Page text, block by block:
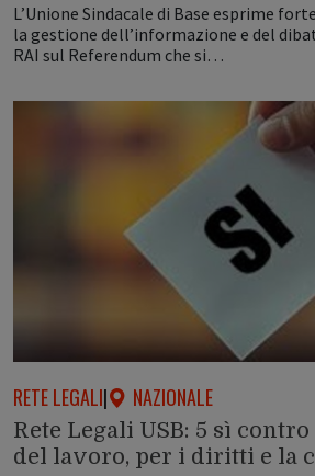
L’Unione Sindacale di Base esprime
la gestione dell’informazione e del
RAI sul Referendum che si…
RETE LEGALI| NAZIONALE
Rete Legali USB: 5 sì
del lavoro, per i diritti e la